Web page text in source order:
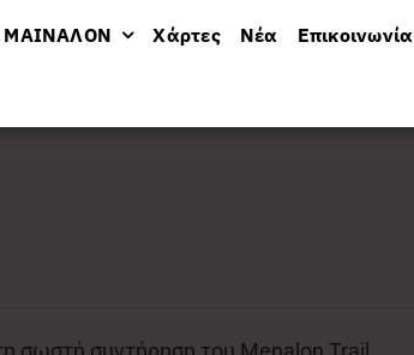
ΜΑΙΝΑΛΟΝ Χάρτες Νέα Επικοινωνία